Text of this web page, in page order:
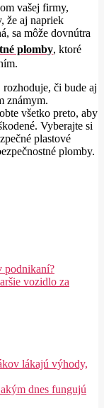
vašej firmy,
že aj napriek
sa môže dovnútra
plomby, ktoré
či bude aj
známym.
všetko preto, aby
Vyberajte si
plastové
plomby.
podnikaní?
vozidlo za
lákajú výhody,
dnes fungujú